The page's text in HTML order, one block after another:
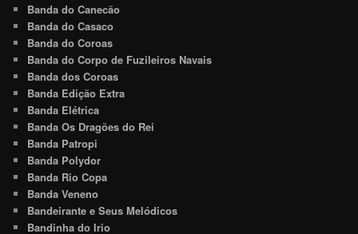
Banda do Canecão
Banda do Casaco
Banda do Coroas
Banda do Corpo de Fuzileiros Navais
Banda dos Coroas
Banda Edição Extra
Banda Elétrica
Banda Os Dragões do Rei
Banda Patropi
Banda Polydor
Banda Rio Copa
Banda Veneno
Bandeirante e Seus Melódicos
Bandinha do Irio